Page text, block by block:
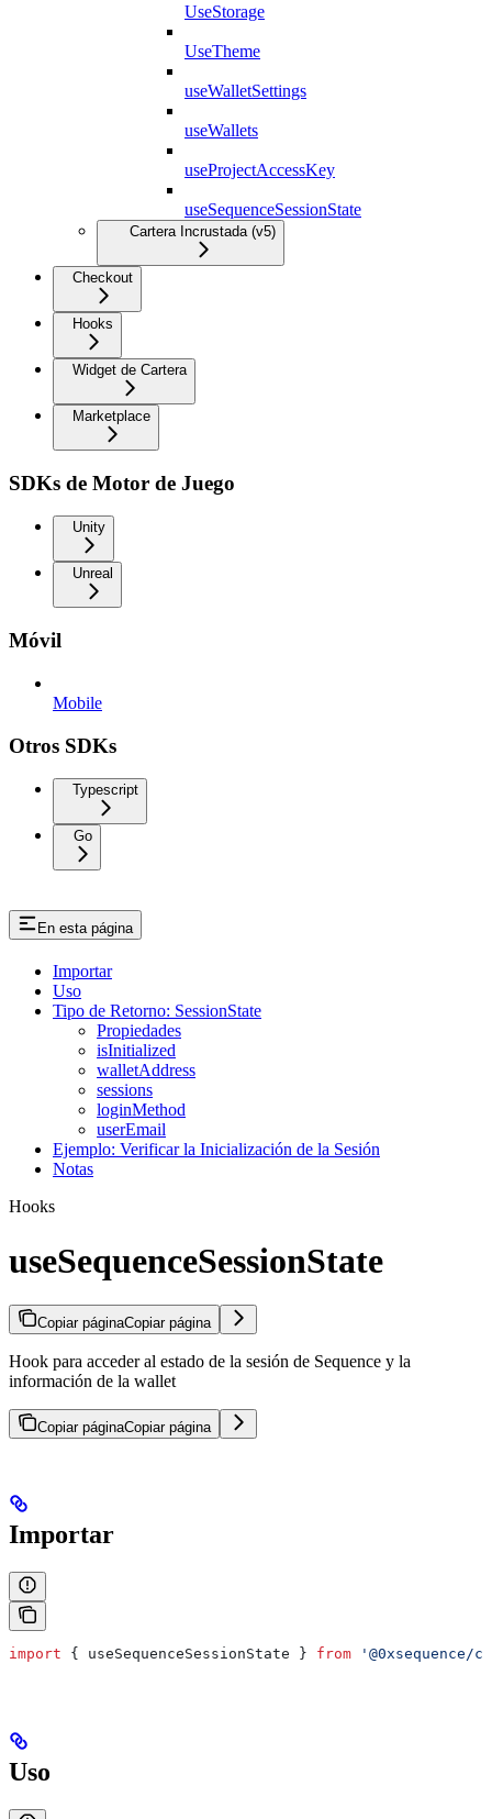
UseStorage
UseTheme
useWalletSettings
useWallets
useProjectAccessKey
useSequenceSessionState
Cartera Incrustada (v5)
Checkout
Hooks
Widget de Cartera
Marketplace
SDKs de Motor de Juego
Unity
Unreal
Móvil
Mobile
Otros SDKs
Typescript
Go
En esta página
Importar
Uso
Tipo de Retorno: SessionState
Propiedades
isInitialized
walletAddress
sessions
loginMethod
userEmail
Ejemplo: Verificar la Inicialización de la Sesión
Notas
Hooks
useSequenceSessionState
Copiar páginaCopiar página
Hook para acceder al estado de la sesión de Sequence y la
información de la wallet
Copiar páginaCopiar página
Importar
import { useSequenceSessionState } from '@0xsequence/
Uso